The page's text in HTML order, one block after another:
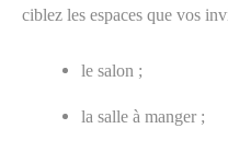
ciblez les espaces que vos
le salon ;
la salle à manger ;